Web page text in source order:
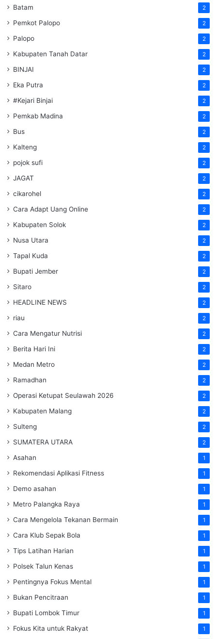
Batam 2
Pemkot Palopo 2
Palopo 2
Kabupaten Tanah Datar 2
BINJAI 2
Eka Putra 2
#Kejari Binjai 2
Pemkab Madina 2
Bus 2
Kalteng 2
pojok sufi 2
JAGAT 2
cikarohel 2
Cara Adapt Uang Online 2
Kabupaten Solok 2
Nusa Utara 2
Tapal Kuda 2
Bupati Jember 2
Sitaro 2
HEADLINE NEWS 2
riau 2
Cara Mengatur Nutrisi 2
Berita Hari Ini 2
Medan Metro 2
Ramadhan 2
Operasi Ketupat Seulawah 2026 2
Kabupaten Malang 2
Sulteng 2
SUMATERA UTARA 2
Asahan 1
Rekomendasi Aplikasi Fitness 1
Demo asahan 1
Metro Palangka Raya 1
Cara Mengelola Tekanan Bermain 1
Cara Klub Sepak Bola 1
Tips Latihan Harian 1
Polsek Talun Kenas 1
Pentingnya Fokus Mental 1
Bukan Pencitraan 1
Bupati Lombok Timur 1
Fokus Kita untuk Rakyat 1